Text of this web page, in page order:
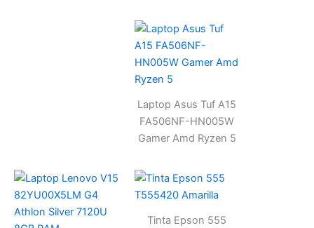
Laptop Asus Tuf A15
FA506NF-HN005W
Gamer Amd Ryzen 5
Tinta Epson 555